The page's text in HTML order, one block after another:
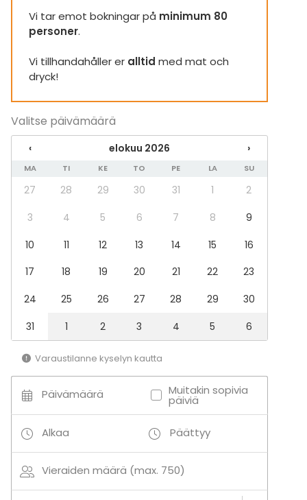
Kalusto
Esiintymislava
Astiasto
Fläppi- / Valkotaulu
Muistiinpanovälineet
Tapahtumatyypit
Juhlat
Häät
Illallinen / lounas
Seminaari / konferenssi
Business / Corporate Event
Team building / Recreation
Tilatyypit
Juhlasali
Monitoimitila
Ravintola
Vi tar emot bokningar på minimum 80
personer.
Vi tillhandahåller er alltid med mat och
dryck!
Valitse päivämäärä
‹ elokuu 2026 ›
MA TI KE TO PE LA SU
27 28 29 30 31 1
2
3
4 5 6 7 8
9
10
11 12 13 14 15
16
17
18 19 20 21 22
23
24
25 26 27 28 29
30
31
1 2 3 4 5 6
Varaustilanne kyselyn kautta
Päivämäärä Muitakin sopivia
päiviä
Alkaa Päättyy
Vieraiden määrä (max. 750)